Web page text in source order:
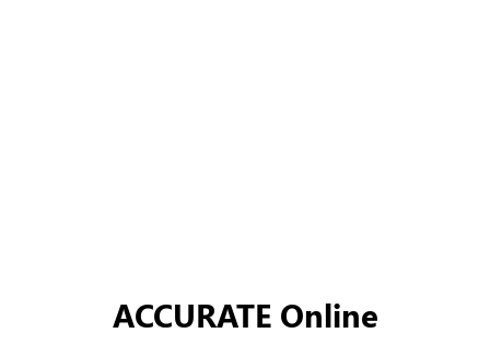
ACCURATE Online